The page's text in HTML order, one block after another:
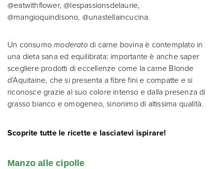
@eatwithflower, @lespassionsdelaurie,
@mangioquindisono, @unastellaincucina.
Un consumo moderatodi carne bovina è contemplato in
una dieta sana ed equilibrata: importante è anche saper
scegliere prodotti di eccellenze come la carne Blonde
d’Aquitaine, che si presenta a fibre fini e compatte e si
riconosce grazie al suo colore intenso e dalla presenza di
grasso bianco e omogeneo, sinonimo di altissima qualità.
Scoprite tutte le ricette e lasciatevi ispirare!
Manzo alle cipolle